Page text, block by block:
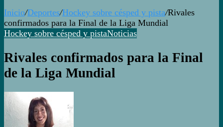
Inicio/Deportes/Hockey sobre césped y pista/Rivales
confirmados para la Final de la Liga Mundial
Hockey sobre césped y pistaNoticias
Rivales confirmados para la Final
de la Liga Mundial